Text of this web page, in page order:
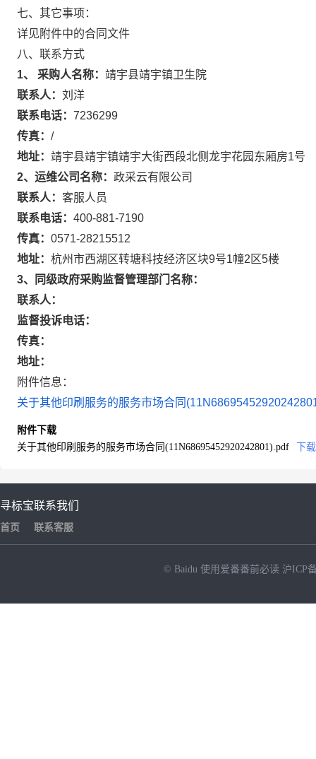
七、其它事项：
详见附件中的合同文件
八、联系方式
1、 采购人名称： 靖宇县靖宇镇卫生院
联系人： 刘洋
联系电话： 7236299
传真： /
地址： 靖宇县靖宇镇靖宇大街西段北侧龙宇花园东厢房1号
2、运维公司名称： 政采云有限公司
联系人： 客服人员
联系电话： 400-881-7190
传真： 0571-28215512
地址： 杭州市西湖区转塘科技经济区块9号1幢2区5楼
3、同级政府采购监督管理部门名称：
联系人：
监督投诉电话：
传真：
地址：
附件信息：
关于其他印刷服务的服务市场合同
附件下载
关于其他印刷服务的服务市场合同(11N68695452920242801).pdf
下载
寻标宝
首页
联系我们
联系客服
© Baidu 使用爱番番前必读 沪ICP